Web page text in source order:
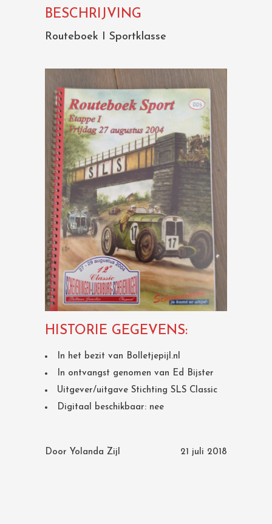
BESCHRIJVING
Routeboek I Sportklasse
HISTORIE GEGEVENS:
In het bezit van Bolletjepijl.nl
In ontvangst genomen van Ed Bijster
Uitgever/uitgave Stichting SLS Classic
Digitaal beschikbaar: nee
Door Yolanda Zijl 21 juli 2018